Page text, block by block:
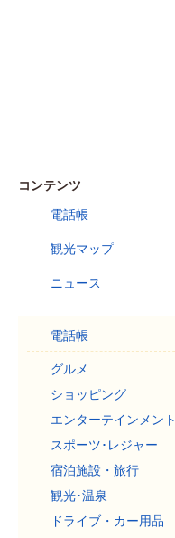
コンテンツ
電話帳
観光マップ
ニュース
電話帳
グルメ
ショッピング
エンターテインメント
スポーツ･レジャー
宿泊施設・旅行
観光･温泉
ドライブ・カー用品